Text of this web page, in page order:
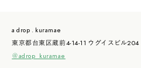
a drop . kuramae
東京都台東区蔵前4-14-11 ウグイスビル204
＠adrop_kuramae